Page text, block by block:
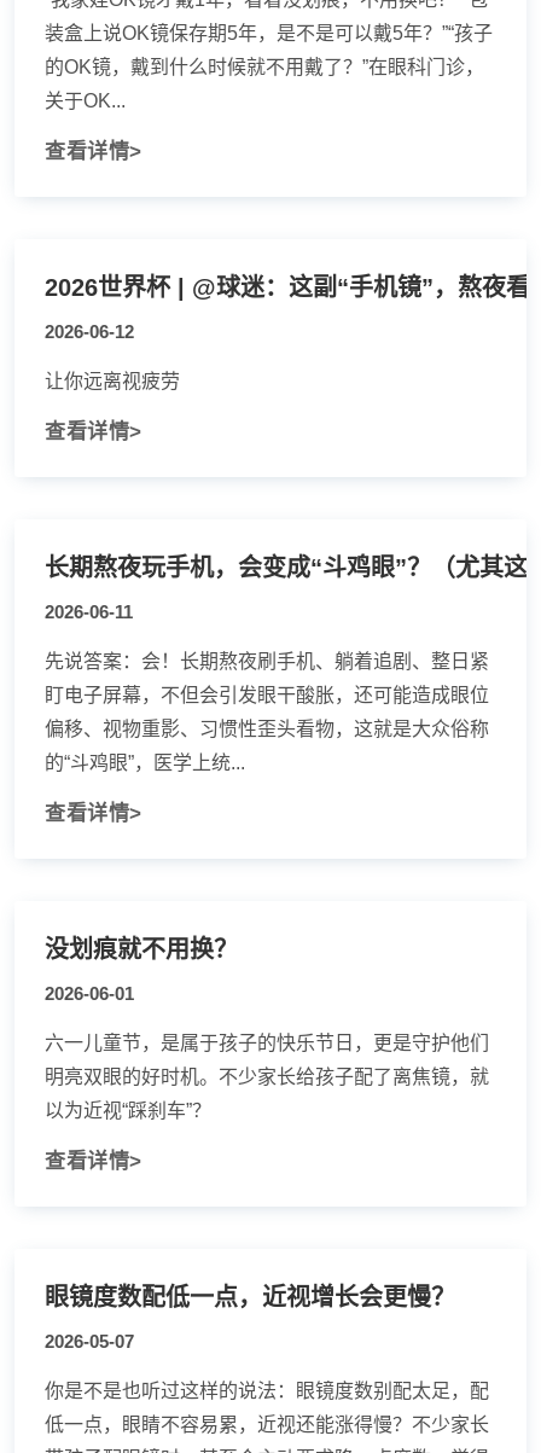
装盒上说OK镜保存期5年，是不是可以戴5年？”“孩子
的OK镜，戴到什么时候就不用戴了？”在眼科门诊，
关于OK...
查看详情>
2026世界杯 | @球迷：这副“手机镜”，熬夜看
2026-06-12
让你远离视疲劳
查看详情>
长期熬夜玩手机，会变成“斗鸡眼”？（尤其这
2026-06-11
先说答案：会！长期熬夜刷手机、躺着追剧、整日紧
盯电子屏幕，不但会引发眼干酸胀，还可能造成眼位
偏移、视物重影、习惯性歪头看物，这就是大众俗称
的“斗鸡眼”，医学上统...
查看详情>
没划痕就不用换？
2026-06-01
六一儿童节，是属于孩子的快乐节日，更是守护他们
明亮双眼的好时机。不少家长给孩子配了离焦镜，就
以为近视“踩刹车”？
查看详情>
眼镜度数配低一点，近视增长会更慢？
2026-05-07
你是不是也听过这样的说法：眼镜度数别配太足，配
低一点，眼睛不容易累，近视还能涨得慢？不少家长